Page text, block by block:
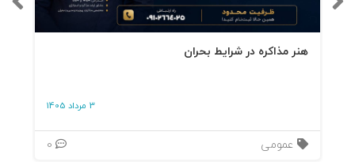
متفكران جهاني، مرهون اويند. ويژگيهاي اين بينش
تعريف شده، و براي دستيابي به آن كافي است سه
"ايده‌هايمان قدم بزنيم" و در نهايت بتوانيم رهبر
هنر مذاکره در شرایط بحران
3 مرداد 1405
عمومی